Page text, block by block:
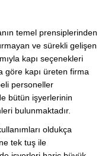
temel prensiplerinden
ve sürekli gelişen
kapı seçenekleri
göre kapı üreten firma
personeller
bütün işyerlerinin
bulunmaktadır.
oldukça
tek tuş ile